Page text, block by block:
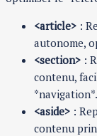
<article> :
autonome,
<section> :
contenu,
*navigation*.
<aside> :
contenu